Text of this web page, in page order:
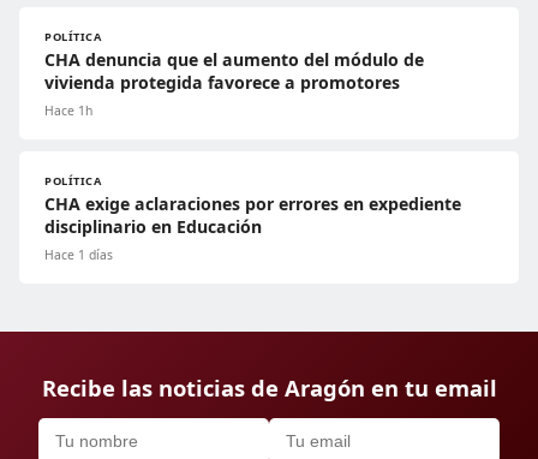
POLÍTICA
CHA denuncia que el aumento del módulo de
vivienda protegida favorece a promotores
Hace 1h
POLÍTICA
CHA exige aclaraciones por errores en expediente
disciplinario en Educación
Hace 1 días
Recibe las noticias de Aragón en tu email